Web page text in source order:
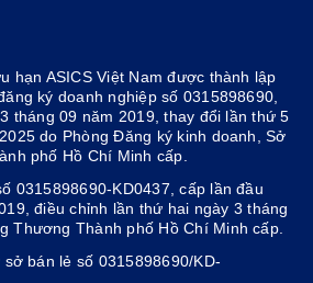
hạn ASICS Việt Nam được thành lập
ký doanh nghiệp số 0315898690,
tháng 09 năm 2019, thay đổi lần thứ 5
do Phòng Đăng ký kinh doanh, Sở
phố Hồ Chí Minh cấp.
0315898690-KD0437, cấp lần đầu
điều chỉnh lần thứ hai ngày 3 tháng
Thương Thành phố Hồ Chí Minh cấp.
bán lẻ số 0315898690/KD-